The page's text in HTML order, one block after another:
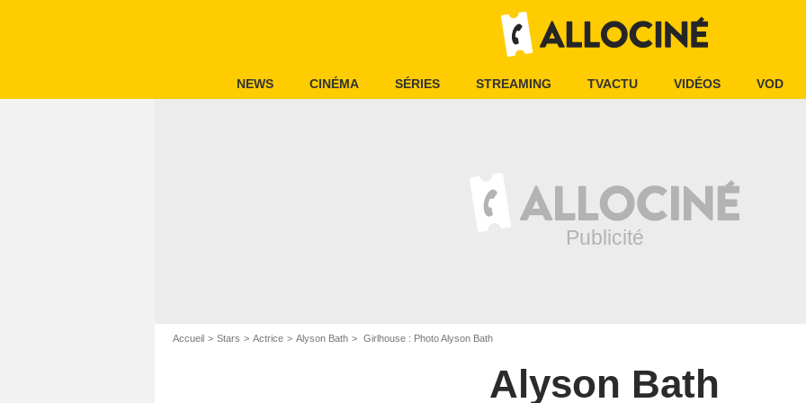
NEWS CINÉMA SÉRIES STREAMING TVACTU VIDÉOS VOD
Accueil Stars Actrice Alyson Bath Girlhouse : Photo Alyson Bath
Alyson Bath